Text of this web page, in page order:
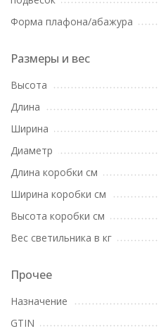
Форма плафона/абажура
Размеры и вес
Высота
Длина
Ширина
Диаметр
Длина коробки см
Ширина коробки см
Высота коробки см
Вес светильника в кг
Прочее
Назначение
GTIN